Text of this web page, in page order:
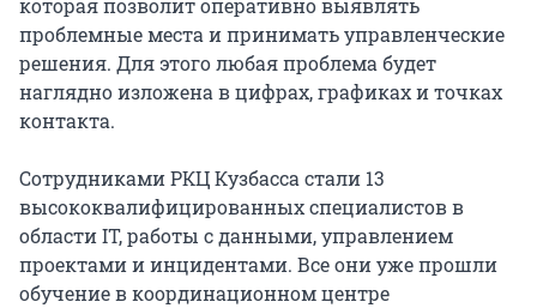
которая позволит оперативно выявлять
проблемные места и принимать управленческие
решения. Для этого любая проблема будет
наглядно изложена в цифрах, графиках и точках
контакта.
Сотрудниками РКЦ Кузбасса стали 13
высококвалифицированных специалистов в
области IT, работы с данными, управлением
проектами и инцидентами. Все они уже прошли
обучение в координационном центре